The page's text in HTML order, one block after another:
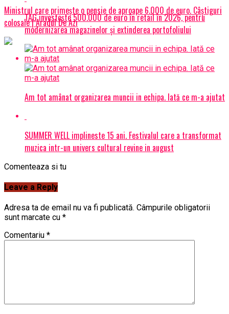
Ministrul care primeşte o pensie de aproape 6.000 de euro. Câştiguri
colosale | Aradul De Azi
TAG investește 500.000 de euro în retail în 2026, pentru
modernizarea magazinelor și extinderea portofoliului
Am tot amânat organizarea muncii in echipa. Iată ce m-a ajutat
SUMMER WELL implineste 15 ani. Festivalul care a transformat
muzica intr-un univers cultural revine in august
Comenteaza si tu
Leave a Reply
Adresa ta de email nu va fi publicată. Câmpurile obligatorii
sunt marcate cu *
Comentariu *